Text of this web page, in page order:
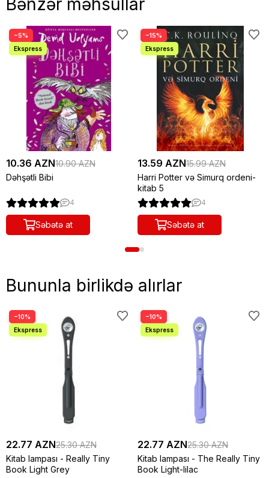
−5%
10.36 AZN10.90 AZN
Dəhşətli Bibi
4
Səbətə at
−15%
13.59 AZN15.99 AZN
Harri Potter və Simurq ordeni-
kitab 5
4
Səbətə at
Bununla birlikdə alırlar
−10%
22.77 AZN25.30 AZN
Kitab lampası - Really Tiny
Book Light Grey
−10%
22.77 AZN25.30 AZN
Kitab lampası - The Really Tiny
Book Light-lilac